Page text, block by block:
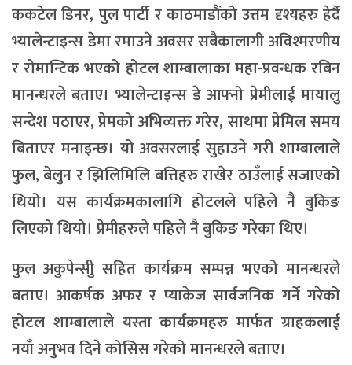
ककटेल डिनर, पुल पार्टी र काठमाडौंको उत्तम दृश्यहरु हेर्दै
भ्यालेन्टाइन्स डेमा रमाउने अवसर सबैकालागी अविश्मरणीय
र रोमान्टिक भएको होटल शाम्बालाका महा-प्रवन्धक रबिन
मानन्धरले बताए। भ्यालेन्टाइन्स डे आफ्नो प्रेमीलाई मायालु
सन्देश पठाएर, प्रेमको अभिव्यक्त गरेर, साथमा प्रेमिल समय
बिताएर मनाइन्छ। यो अवसरलाई सुहाउने गरी शाम्बालाले
फुल, बेलुन र झिलिमिलि बत्तिहरु राखेर ठाउँलाई सजाएको
थियो। यस कार्यक्रमकालागि होटलले पहिले नै बुकिङ
लिएको थियो। प्रेमीहरुले पहिले नै बुकिङ गरेका थिए।
फुल अकुपेन्सीु सहित कार्यक्रम सम्पन्न भएको मानन्धरले
बताए। आकर्षक अफर र प्याकेज सार्वजनिक गर्ने गरेको
होटल शाम्बालाले यस्ता कार्यक्रमहरु मार्फत ग्राहकलाई
नयाँ अनुभव दिने कोसिस गरेको मानन्धरले बताए।